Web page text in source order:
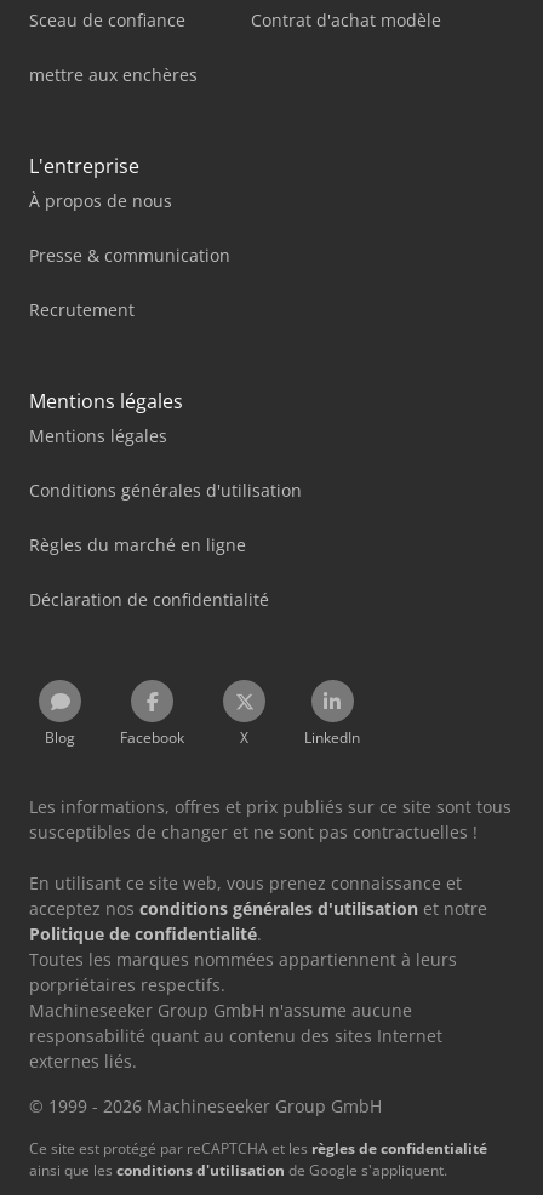
Sceau de confiance
mettre aux enchères
Contrat d'achat modèle
L'entreprise
À propos de nous
Presse & communication
Recrutement
Mentions légales
Mentions légales
Conditions générales d'utilisation
Règles du marché en ligne
Déclaration de confidentialité
Blog Facebook X LinkedIn
Les informations, offres et prix publiés sur ce site sont tous
susceptibles de changer et ne sont pas contractuelles !
En utilisant ce site web, vous prenez connaissance et
acceptez nos conditions générales d'utilisation et notre
Politique de confidentialité.
Toutes les marques nommées appartiennent à leurs
porpriétaires respectifs.
Machineseeker Group GmbH n'assume aucune
responsabilité quant au contenu des sites Internet
externes liés.
© 1999 - 2026 Machineseeker Group GmbH
Ce site est protégé par reCAPTCHA et les règles de confidentialité
ainsi que les conditions d'utilisation de Google s'appliquent.